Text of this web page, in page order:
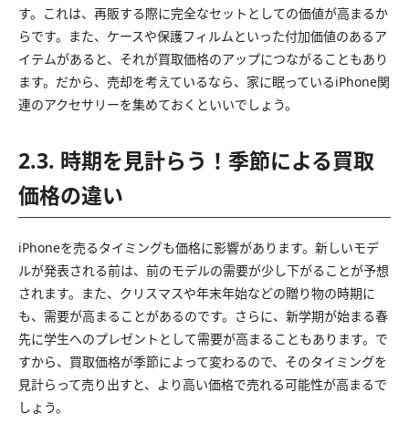
す。これは、再販する際に完全なセットとしての価値が高まるか
らです。また、ケースや保護フィルムといった付加価値のあるア
イテムがあると、それが買取価格のアップにつながることもあり
ます。だから、売却を考えているなら、家に眠っているiPhone関
連のアクセサリーを集めておくといいでしょう。
2.3. 時期を見計らう！季節による買取
価格の違い
iPhoneを売るタイミングも価格に影響があります。新しいモデ
ルが発表される前は、前のモデルの需要が少し下がることが予想
されます。また、クリスマスや年末年始などの贈り物の時期に
も、需要が高まることがあるのです。さらに、新学期が始まる春
先に学生へのプレゼントとして需要が高まることもあります。で
すから、買取価格が季節によって変わるので、そのタイミングを
見計らって売り出すと、より高い価格で売れる可能性が高まるで
しょう。